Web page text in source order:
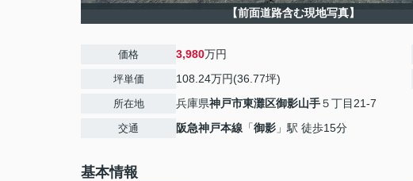
【前面道路含む現地写真】
価格 3,980万円
坪単価 108.24万円(36.77坪)
所在地 兵庫県神戸市東灘区御影山手５丁目21-7
交通 阪急神戸本線 「御影 」駅 徒歩15分
基本情報